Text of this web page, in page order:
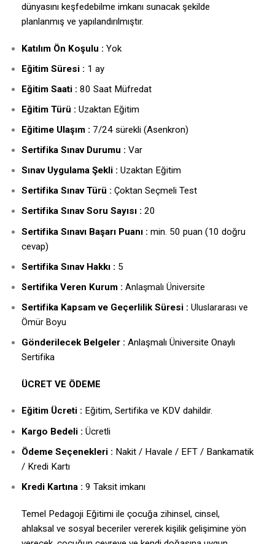
dünyasını keşfedebilme imkanı sunacak şekilde
planlanmış ve yapılandırılmıştır.
Katılım Ön Koşulu : Yok
Eğitim Süresi : 1 ay
Eğitim Saati : 80 Saat Müfredat
Eğitim Türü : Uzaktan Eğitim
Eğitime Ulaşım : 7/24 sürekli (Asenkron)
Sertifika Sınav Durumu : Var
Sınav Uygulama Şekli : Uzaktan Eğitim
Sertifika Sınav Türü : Çoktan Seçmeli Test
Sertifika Sınav Soru Sayısı : 20
Sertifika Sınavı Başarı Puanı : min. 50 puan (10 doğru
cevap)
Sertifika Sınav Hakkı : 5
Sertifika Veren Kurum : Anlaşmalı Üniversite
Sertifika Kapsam ve Geçerlilik Süresi : Uluslararası ve
Ömür Boyu
Gönderilecek Belgeler : Anlaşmalı Üniversite Onaylı
Sertifika
ÜCRET VE ÖDEME
Eğitim Ücreti : Eğitim, Sertifika ve KDV dahildir.
Kargo Bedeli : Ücretli
Ödeme Seçenekleri : Nakit / Havale / EFT / Bankamatik
/ Kredi Kartı
Kredi Kartına : 9 Taksit imkanı
Temel Pedagoji Eğitimi ile çocuğa zihinsel, cinsel,
ahlaksal ve sosyal beceriler vererek kişilik gelişimine yön